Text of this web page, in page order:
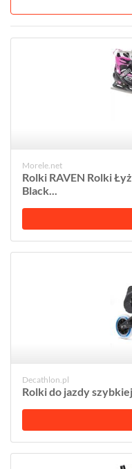
Morele.net
Rolki RAVEN Rolki
Black...
Decathlon.pl
Rolki do jazdy